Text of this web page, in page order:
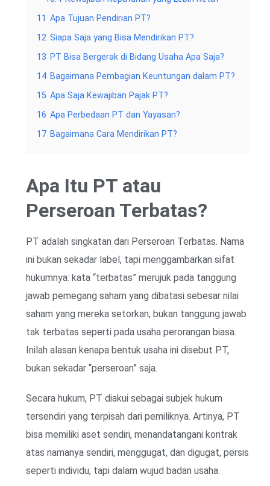
11 Apa Tujuan Pendirian PT?
12 Siapa Saja yang Bisa Mendirikan PT?
13 PT Bisa Bergerak di Bidang Usaha Apa Saja?
14 Bagaimana Pembagian Keuntungan dalam PT?
15 Apa Saja Kewajiban Pajak PT?
16 Apa Perbedaan PT dan Yayasan?
17 Bagaimana Cara Mendirikan PT?
Apa Itu PT atau
Perseroan Terbatas?
PT adalah singkatan dari Perseroan Terbatas. Nama
ini bukan sekadar label, tapi menggambarkan sifat
hukumnya: kata “terbatas” merujuk pada tanggung
jawab pemegang saham yang dibatasi sebesar nilai
saham yang mereka setorkan, bukan tanggung jawab
tak terbatas seperti pada usaha perorangan biasa.
Inilah alasan kenapa bentuk usaha ini disebut PT,
bukan sekadar “perseroan” saja.
Secara hukum, PT diakui sebagai subjek hukum
tersendiri yang terpisah dari pemiliknya. Artinya, PT
bisa memiliki aset sendiri, menandatangani kontrak
atas namanya sendiri, menggugat, dan digugat, persis
seperti individu, tapi dalam wujud badan usaha.